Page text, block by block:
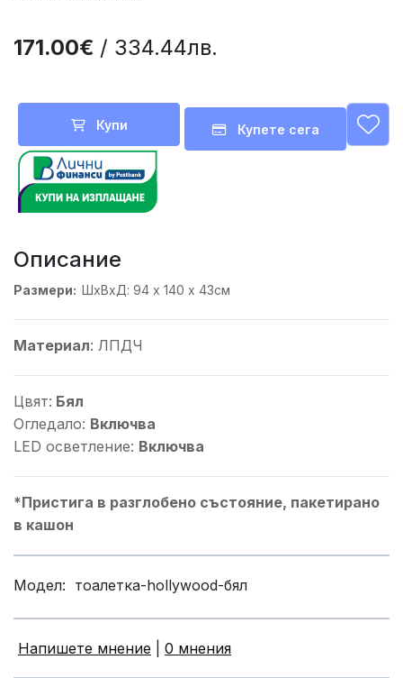
171.00€ / 334.44лв.
Купи Купете сега
Описание
Размери: ШхВхД: 94 х 140 х 43см
Материал: ЛПДЧ
Цвят: Бял
Огледало: Включва
LED осветление: Включва
*Пристига в разглобено състояние, пакетирано
в кашон
Модел: тоалетка-hollywood-бял
Напишете мнение 0 мнения